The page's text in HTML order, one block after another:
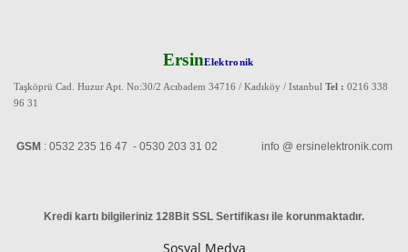
ErsinElektronik
Taşköprü Cad. Huzur Apt. No:30/2 Acıbadem 34716 / Kadıköy / Istanbul Tel : 0216 338
96 31
GSM : 0532 235 16 47 - 0530 203 31 02 info @ ersinelektronik.com
Kredi kartı bilgileriniz 128Bit SSL Sertifikası ile korunmaktadır.
Sosyal Medya